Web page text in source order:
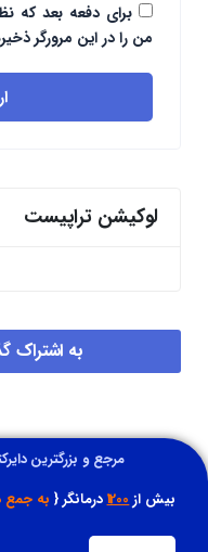
برای دفعه بعد که
من را در این مرورگر
لوکیشن تراپیست
به اشتراک
مرجع و بزرگترین
بیش از1200درمانگر { به جمع